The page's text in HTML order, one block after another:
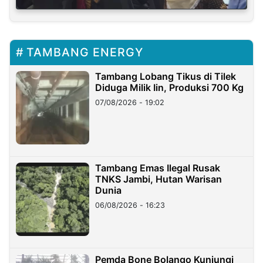
TAMBANG ENERGY
Tambang Lobang Tikus di Tilek
Diduga Milik Iin, Produksi 700 Kg
07/08/2026 - 19:02
Tambang Emas Ilegal Rusak
TNKS Jambi, Hutan Warisan
Dunia
06/08/2026 - 16:23
Pemda Bone Bolango Kunjungi